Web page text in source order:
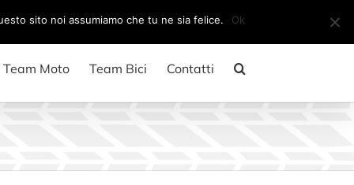
Il mio account CARRELLO
Team Moto Team Bici Contatti
sito noi assumiamo che tu ne sia felice. Ok